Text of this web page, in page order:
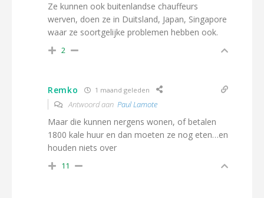
Ze kunnen ook buitenlandse chauffeurs
werven, doen ze in Duitsland, Japan, Singapore
waar ze soortgelijke problemen hebben ook.
2
Remko 1 maand geleden
Antwoord aan Paul Lamote
Maar die kunnen nergens wonen, of betalen
1800 kale huur en dan moeten ze nog eten…en
houden niets over
11